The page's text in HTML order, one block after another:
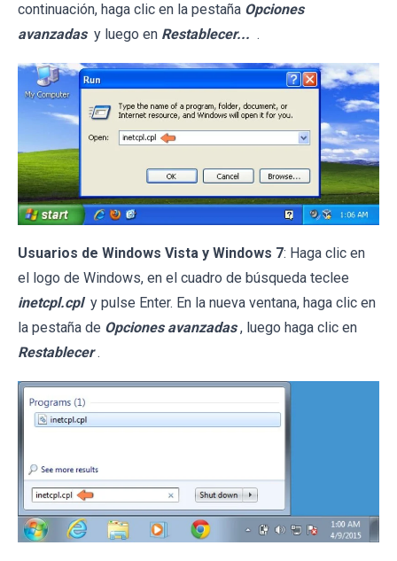
continuación, haga clic en la pestaña Opciones
avanzadas y luego en Restablecer... .
Usuarios de Windows Vista y Windows 7: Haga clic en
el logo de Windows, en el cuadro de búsqueda teclee
inetcpl.cpl y pulse Enter. En la nueva ventana, haga clic en
la pestaña de Opciones avanzadas , luego haga clic en
Restablecer .